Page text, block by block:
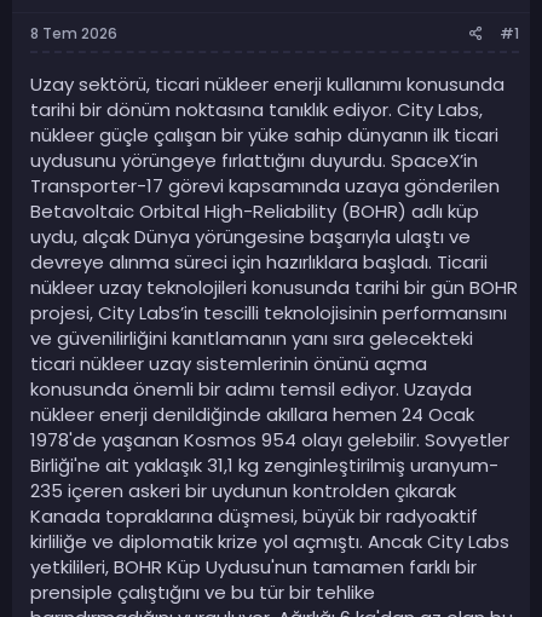
8 Tem 2026 #1
Uzay sektörü, ticari nükleer enerji kullanımı konusunda
tarihi bir dönüm noktasına tanıklık ediyor. City Labs,
nükleer güçle çalışan bir yüke sahip dünyanın ilk ticari
uydusunu yörüngeye fırlattığını duyurdu. SpaceX’in
Transporter-17 görevi kapsamında uzaya gönderilen
Betavoltaic Orbital High-Reliability (BOHR) adlı küp
uydu, alçak Dünya yörüngesine başarıyla ulaştı ve
devreye alınma süreci için hazırlıklara başladı. Ticarii
nükleer uzay teknolojileri konusunda tarihi bir gün BOHR
projesi, City Labs’in tescilli teknolojisinin performansını
ve güvenilirliğini kanıtlamanın yanı sıra gelecekteki
ticari nükleer uzay sistemlerinin önünü açma
konusunda önemli bir adımı temsil ediyor. Uzayda
nükleer enerji denildiğinde akıllara hemen 24 Ocak
1978'de yaşanan Kosmos 954 olayı gelebilir. Sovyetler
Birliği'ne ait yaklaşık 31,1 kg zenginleştirilmiş uranyum-
235 içeren askeri bir uydunun kontrolden çıkarak
Kanada topraklarına düşmesi, büyük bir radyoaktif
kirliliğe ve diplomatik krize yol açmıştı. Ancak City Labs
yetkilileri, BOHR Küp Uydusu'nun tamamen farklı bir
prensiple çalıştığını ve bu tür bir tehlike